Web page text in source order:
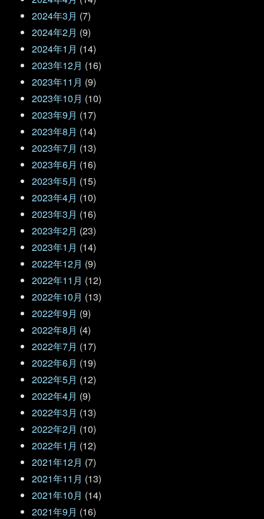
2024年3月 (7)
2024年2月 (9)
2024年1月 (14)
2023年12月 (16)
2023年11月 (9)
2023年10月 (10)
2023年9月 (17)
2023年8月 (14)
2023年7月 (13)
2023年6月 (16)
2023年5月 (15)
2023年4月 (10)
2023年3月 (16)
2023年2月 (23)
2023年1月 (14)
2022年12月 (9)
2022年11月 (12)
2022年10月 (13)
2022年9月 (9)
2022年8月 (4)
2022年7月 (17)
2022年6月 (19)
2022年5月 (12)
2022年4月 (9)
2022年3月 (13)
2022年2月 (10)
2022年1月 (12)
2021年12月 (7)
2021年11月 (13)
2021年10月 (14)
2021年9月 (16)